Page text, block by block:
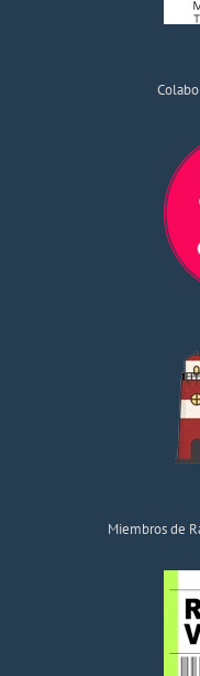
Miembros de